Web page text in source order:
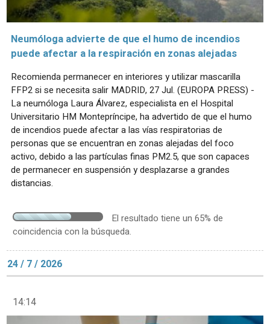
Neumóloga advierte de que el humo de incendios
puede afectar a la respiración en zonas alejadas
Recomienda permanecer en interiores y utilizar mascarilla
FFP2 si se necesita salir MADRID, 27 Jul. (EUROPA PRESS) -
La neumóloga Laura Álvarez, especialista en el Hospital
Universitario HM Montepríncipe, ha advertido de que el humo
de incendios puede afectar a las vías respiratorias de
personas que se encuentran en zonas alejadas del foco
activo, debido a las partículas finas PM2.5, que son capaces
de permanecer en suspensión y desplazarse a grandes
distancias.
El resultado tiene un 65% de
coincidencia con la búsqueda.
24 / 7 / 2026
14:14